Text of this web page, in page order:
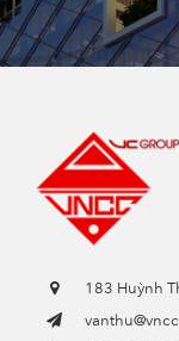
183 Huỳnh